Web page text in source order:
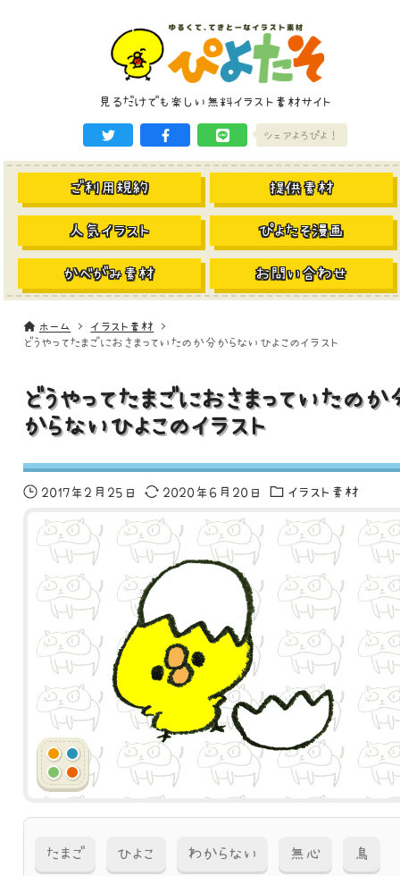
見るだけでも楽しい無料イラスト素材サイト
シェアよろぴよ！
ご利用規約 提供素材
人気イラスト ぴよたそ漫画
かべがみ素材 お問い合わせ
ホーム
イラスト素材
どうやってたまごにおさまっていたのか分からないひよこのイラスト
どうやってたまごにおさまっていたのか
からないひよこのイラスト
2017年2月25日 2020年6月20日 イラスト素材
たまご ひよこ わからない 無心 鳥